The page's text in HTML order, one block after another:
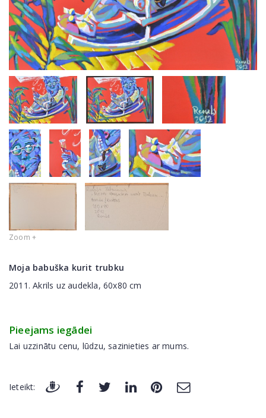
Zoom +
Moja babuška kurit trubku
2011. Akrils uz audekla, 60x80 cm
Pieejams iegādei
Lai uzzinātu cenu, lūdzu, sazinieties ar mums.
Ieteikt: